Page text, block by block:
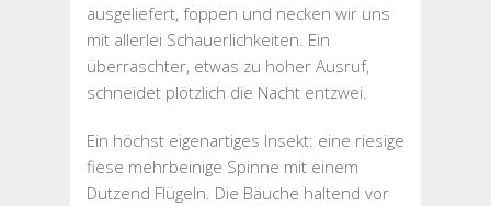
ausgeliefert, foppen und necken wir uns
mit allerlei Schauerlichkeiten. Ein
überraschter, etwas zu hoher Ausruf,
schneidet plötzlich die Nacht entzwei.
Ein höchst eigenartiges Insekt: eine riesige
fiese mehrbeinige Spinne mit einem
Dutzend Flügeln. Die Bäuche haltend vor